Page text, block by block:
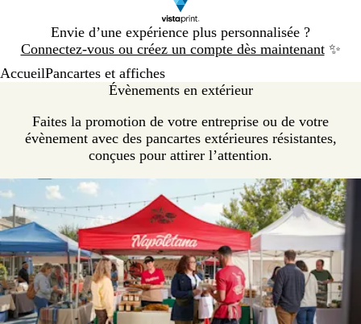
Envie d’une expérience plus personnalisée ?
Connectez-vous ou créez un compte dès maintenant ✨
Diapositive
1
AccueilPancartes et affiches
Évènements en extérieur
Faites la promotion de votre entreprise ou de votre
évènement avec des pancartes extérieures résistantes,
conçues pour attirer l’attention.